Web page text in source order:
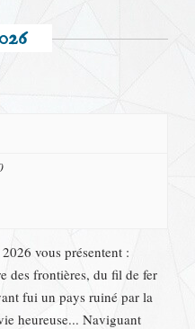
vous présentent :
des frontières, du fil de fer
fui un pays ruiné par la
heureuse... Naviguant